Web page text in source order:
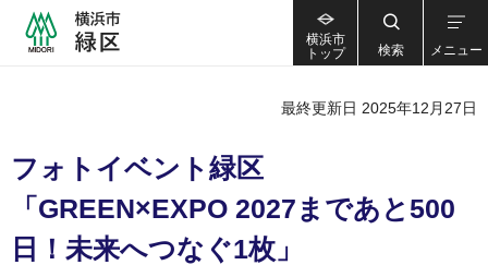
横浜市
トップ
検索 メニュー
最終更新日 2025年12月27日
フォトイベント緑区
「GREEN×EXPO 2027まであと500
日！未来へつなぐ1枚」